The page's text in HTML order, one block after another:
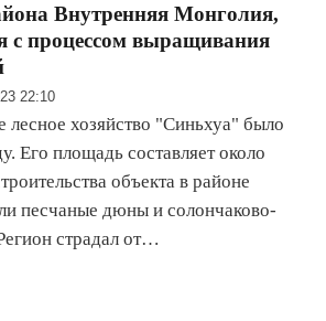
Внутренняя Монголия,
с процессом выращивания
22:10
лесное хозяйство "Синьхуа" было
Его площадь составляет около
объекта в районе
песчаные дюны и солончаково-
страдал от…